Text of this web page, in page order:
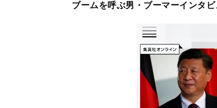
ブームを呼ぶ男・ブーマーインタ